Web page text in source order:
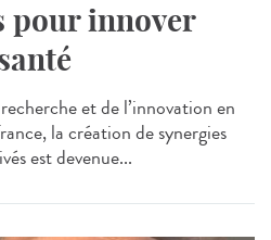
pour innover
et de l’innovation en
la création de synergies
est devenue...